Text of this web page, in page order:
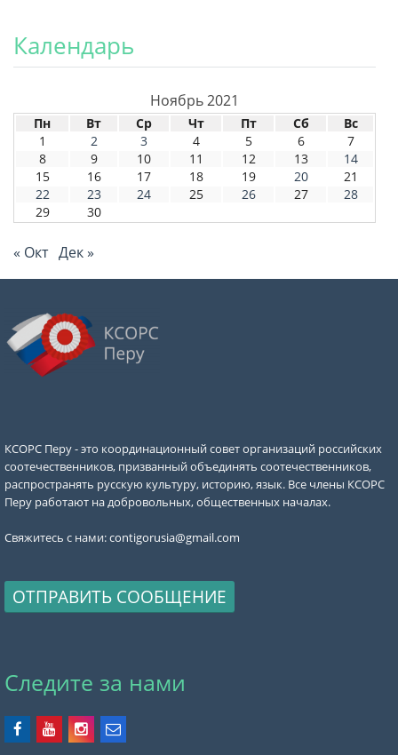
Календарь
Ноябрь 2021
Пн Вт Ср Чт Пт Сб
Вс
1
2 3 4 5 6
7
8
9 10 11 12 13
14
15
16 17 18 19 20
21
22
23 24 25 26 27
28
29
30
« Окт Дек »
КСОРС Перу - это координационный совет организаций российских
соотечественников, призванный объединять соотечественников,
распространять русскую культуру, историю, язык. Все члены КСОРС
Перу работают на добровольных, общественных началах.
Свяжитесь с нами:contigorusia@gmail.com
ОТПРАВИТЬ СООБЩЕНИЕ
Следите за нами